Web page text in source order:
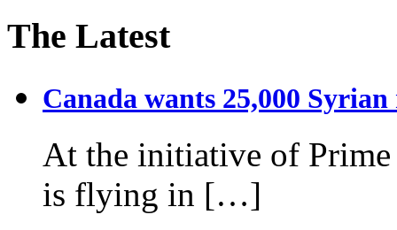
The Latest
Canada wants 25,000 Syrian
At the initiative of Prime
is flying in […]